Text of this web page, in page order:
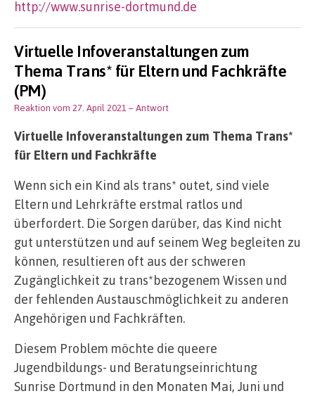
http://www.sunrise-dortmund.de
Virtuelle Infoveranstaltungen zum
Thema Trans* für Eltern und Fachkräfte
(PM)
Reaktion vom 27. April 2021 – Antwort
Virtuelle Infoveranstaltungen zum Thema Trans*
für Eltern und Fachkräfte
Wenn sich ein Kind als trans* outet, sind viele
Eltern und Lehrkräfte erstmal ratlos und
überfordert. Die Sorgen darüber, das Kind nicht
gut unterstützen und auf seinem Weg begleiten zu
können, resultieren oft aus der schweren
Zugänglichkeit zu trans*bezogenem Wissen und
der fehlenden Austauschmöglichkeit zu anderen
Angehörigen und Fachkräften.
Diesem Problem möchte die queere
Jugendbildungs- und Beratungseinrichtung
Sunrise Dortmund in den Monaten Mai, Juni und